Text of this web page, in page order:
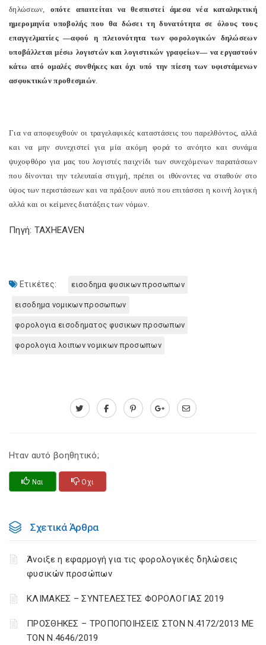
δηλώσεων, οπότε απαιτείται να θεσπιστεί άμεσα νέα καταληκτική
ημερομηνία υποβολής που θα δώσει τη δυνατότητα σε όλους τους
επαγγελματίες —αφού η πλειονότητα των φορολογικών δηλώσεων
υποβάλλεται μέσω λογιστών και λογιστικών γραφείων— να εργαστούν
κάτω από ομαλές συνθήκες και όχι υπό την πίεση των υφιστάμενων
ασφυκτικών προθεσμιών.
Για να αποφευχθούν οι τραγελαφικές καταστάσεις του παρελθόντος, αλλά
και να μην συνεχιστεί για μία ακόμη φορά το ανόητο και συνάμα
ψυχοφθόρο για μας του λογιστές παιχνίδι των συνεχόμενων παρατάσεων
που δίνονται την τελευταία στιγμή, πρέπει οι ιθύνοντες να σταθούν στο
ύψος των περιστάσεων και να πράξουν αυτό που επιτάσσει η κοινή λογική
αλλά και οι κείμενες διατάξεις των νόμων.
Πηγή: TAXHEAVEN
Ετικέτες: εισοδημα φυσικων προσωπων
εισοδημα νομικων προσωπων
φορολογια εισοδηματος φυσικων προσωπων
φορολογια λοιπων νομικων προσωπων
Ηταν αυτό βοηθητικό;
Ναι Οχι
Σχετικά Άρθρα
Άνοιξε η εφαρμογή για τις φορολογικές δηλώσεις
φυσικών προσώπων
ΚΛΙΜΑΚΕΣ – ΣΥΝΤΕΛΕΣΤΕΣ ΦΟΡΟΛΟΓΙΑΣ 2019
ΠΡΟΣΘΗΚΕΣ – ΤΡΟΠΟΠΟΙΗΣΕΙΣ ΣΤΟΝ Ν.4172/2013 ΜΕ
ΤΟΝ Ν.4646/2019